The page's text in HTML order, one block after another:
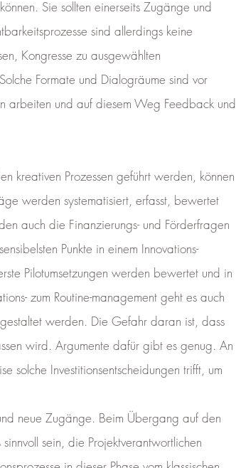
Sie sollten einerseits Zugänge und
sind allerdings keine
Kongresse zu ausgewählten
Formate und Dialogräume sind vor
arbeiten und auf diesem Weg Feedback und
kreativen Prozessen geführt werden, können
werden systematisiert, erfasst, bewertet
auch die Finanzierungs- und Förderfragen
Punkte in einem Innovations-
Pilotumsetzungen werden bewertet und in
zum Routine-management geht es auch
werden. Die Gefahr daran ist, dass
wird. Argumente dafür gibt es genug. An
solche Investitionsentscheidungen trifft, um
neue Zugänge. Beim Übergang auf den
sein, die Projektverantwortlichen